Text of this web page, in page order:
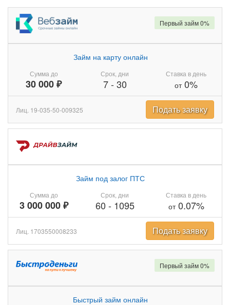
Сумма до
30 000 ₽
Займ на карту онлайн
Срок, дни
7- 30
Ставка в день
от0%
Первый займ 0%
Лиц. 19-035-50-009325 Подать заявку
Сумма до
3 000 000 ₽
Займ под залог ПТС
Срок, дни
60 - 1095
Ставка в день
от0.07%
Лиц. 1703550008233 Подать заявку
Быстрый займ онлайн
Первый займ 0%